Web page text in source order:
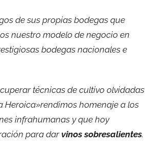
de sus propias bodegas que
nuestro modelo de negocio en
bodegas nacionales e
técnicas de cultivo olvidadas
Heroica»rendimos homenaje a los
infrahumanas y que hoy
para dar vinos sobresalientes.